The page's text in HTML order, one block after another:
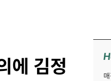
에 김정